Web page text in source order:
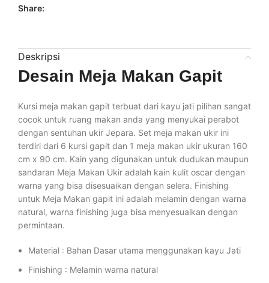
Share:
Deskripsi
Desain Meja Makan Gapit
Kursi meja makan gapit terbuat dari kayu jati pilihan sangat
cocok untuk ruang makan anda yang menyukai perabot
dengan sentuhan ukir Jepara. Set meja makan ukir ini
terdiri dari 6 kursi gapit dan 1 meja makan ukir ukuran 160
cm x 90 cm. Kain yang digunakan untuk dudukan maupun
sandaran Meja Makan Ukir adalah kain kulit oscar dengan
warna yang bisa disesuaikan dengan selera. Finishing
untuk Meja Makan gapit ini adalah melamin dengan warna
natural, warna finishing juga bisa menyesuaikan dengan
permintaan.
Material : Bahan Dasar utama menggunakan kayu Jati
Finishing : Melamin warna natural